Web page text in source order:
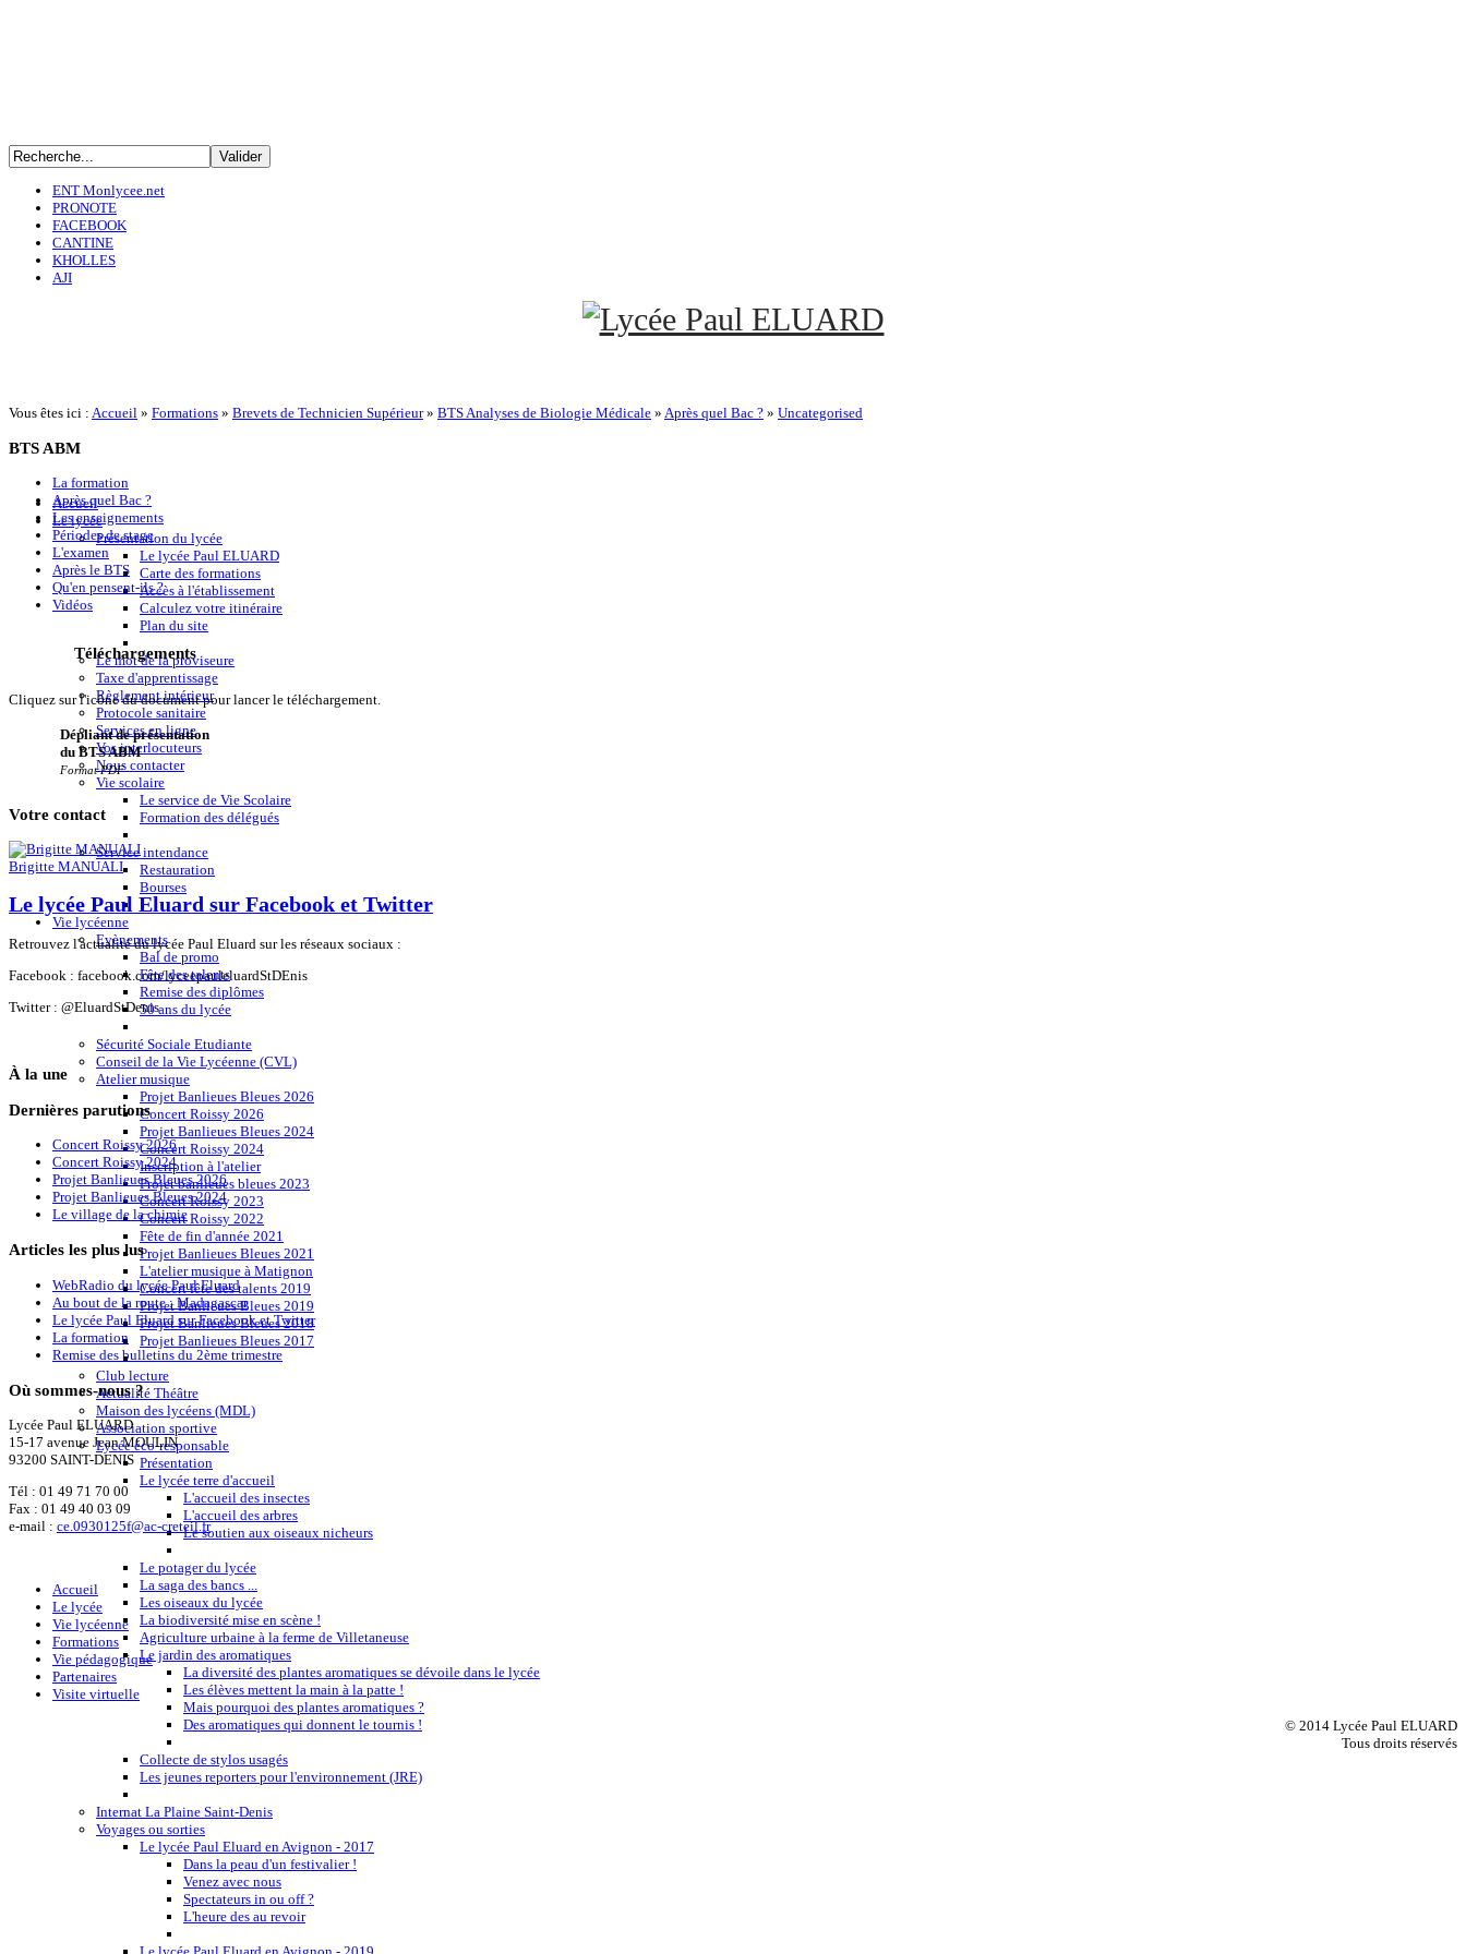
ENT Monlycee.net
PRONOTE
FACEBOOK
CANTINE
KHOLLES
AJI
Accueil
Le lycée
Présentation du lycée
Le lycée Paul ELUARD
Carte des formations
Accès à l'établissement
Calculez votre itinéraire
Plan du site
Le mot de la proviseure
Taxe d'apprentissage
Règlement intérieur
Protocole sanitaire
Services en ligne
Vos interlocuteurs
Nous contacter
Vie scolaire
Le service de Vie Scolaire
Formation des délégués
Service intendance
Restauration
Bourses
Vie lycéenne
Evènements
Bal de promo
Fête des talents
Remise des diplômes
50 ans du lycée
Sécurité Sociale Etudiante
Conseil de la Vie Lycéenne (CVL)
Atelier musique
Projet Banlieues Bleues 2026
Concert Roissy 2026
Projet Banlieues Bleues 2024
Concert Roissy 2024
Inscription à l'atelier
Projet banlieues bleues 2023
Concert Roissy 2023
Concert Roissy 2022
Fête de fin d'année 2021
Projet Banlieues Bleues 2021
L'atelier musique à Matignon
Concert fête des talents 2019
Projet Banlieues Bleues 2019
Projet Banlieues Bleues 2018
Projet Banlieues Bleues 2017
Club lecture
Actualité Théâtre
Maison des lycéens (MDL)
Association sportive
Lycée éco-responsable
Présentation
Le lycée terre d'accueil
L'accueil des insectes
L'accueil des arbres
Le soutien aux oiseaux nicheurs
Le potager du lycée
La saga des bancs ...
Les oiseaux du lycée
La biodiversité mise en scène !
Agriculture urbaine à la ferme de Villetaneuse
Le jardin des aromatiques
La diversité des plantes aromatiques se dévoile dans le lycée
Les élèves mettent la main à la patte !
Mais pourquoi des plantes aromatiques ?
Des aromatiques qui donnent le tournis !
Collecte de stylos usagés
Les jeunes reporters pour l'environnement (JRE)
Internat La Plaine Saint-Denis
Voyages ou sorties
Le lycée Paul Eluard en Avignon - 2017
Dans la peau d'un festivalier !
Venez avec nous
Spectateurs in ou off ?
L'heure des au revoir
Vous êtes ici : Accueil » Formations » Brevets de Technicien Supérieur» BTS Analyses de Biologie Médicale » Après quel Bac ? » Uncategorised
BTS ABM
La formation
Après quel Bac ?
Les enseignements
Périodes de stage
L'examen
Après le BTS
Qu'en pensent-ils ?
Vidéos
Téléchargements
Cliquez sur l'icône du document pour lancer le téléchargement.
Dépliant de présentation
du BTS ABM
Format PDF
Votre contact
Brigitte MANUALI
Le lycée Paul Eluard sur Facebook et Twitter
Retrouvez l'actualité du lycée Paul Eluard sur les réseaux sociaux :
Facebook : facebook.com/lyceepauleluardStDEnis
Twitter : @EluardStDenis
À la une
Dernières parutions
Concert Roissy 2026
Concert Roissy 2024
Projet Banlieues Bleues 2026
Projet Banlieues Bleues 2024
Le village de la chimie
Articles les plus lus
WebRadio du lycée Paul Eluard
Au bout de la route : Madagascar
Le lycée Paul Eluard sur Facebook et Twitter
La formation
Remise des bulletins du 2ème trimestre
Où sommes-nous ?
Lycée Paul ELUARD
15-17 avenue Jean MOULIN
93200 SAINT-DENIS
Tél : 01 49 71 70 00
Fax : 01 49 40 03 09
e-mail : ce.0930125f@ac-creteil.fr
Accueil
Le lycée
Vie lycéenne
Formations
Vie pédagogique
Partenaires
Visite virtuelle
© 2014 Lycée Paul ELUARD
Tous droits réservés